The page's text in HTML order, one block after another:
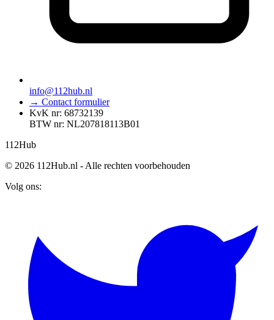
info@112hub.nl
→ Contact formulier
KvK nr: 68732139
BTW nr: NL207818113B01
112Hub
© 2026 112Hub.nl - Alle rechten voorbehouden
Volg ons: